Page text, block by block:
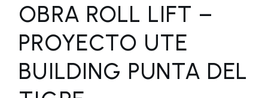
OBRA ROLL LIFT –
PROYECTO UTE
BUILDING PUNTA DEL